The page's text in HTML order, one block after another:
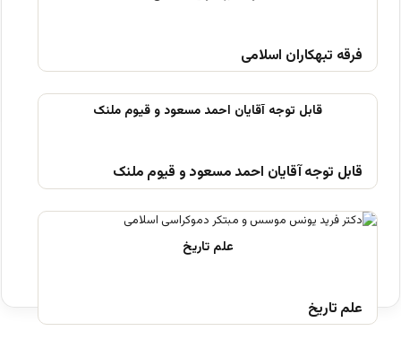
فرقه تبهکاران اسلامی
قابل توجه آقایان احمد مسعود و قیوم ملنک
علم تاریخ